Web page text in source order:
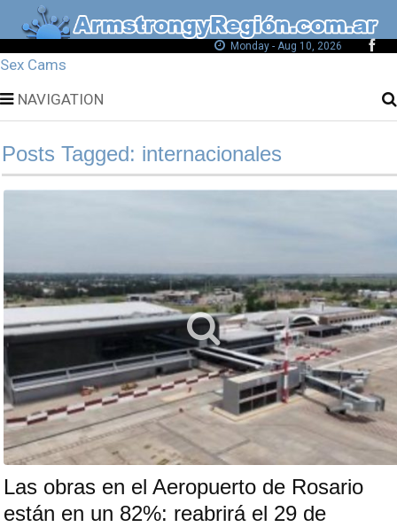
Monday - Aug 10, 2026
Sex Cams
NAVIGATION
Posts Tagged: internacionales
Las obras en el Aeropuerto de Rosario
están en un 82%: reabrirá el 29 de